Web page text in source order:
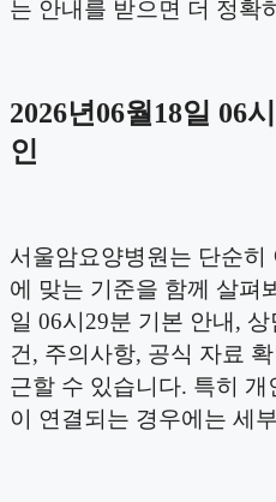
는 안내를 받으면 더 정확
2026년06월18일 06
인
서울암요양병원는 단순
에 맞는 기준을 함께 살펴
일 06시29분 기본 안내,
건, 주의사항, 공식 자료
근할 수 있습니다. 특히
이 연결되는 경우에는 세